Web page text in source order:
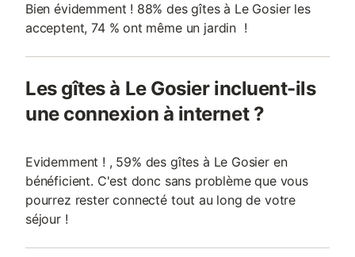
Bien évidemment ! 88% des gîtes à Le Gosier les
acceptent, 74 % ont même un jardin !
Les gîtes à Le Gosier incluent-ils
une connexion à internet ?
Evidemment ! , 59% des gîtes à Le Gosier en
bénéficient. C'est donc sans problème que vous
pourrez rester connecté tout au long de votre
séjour !